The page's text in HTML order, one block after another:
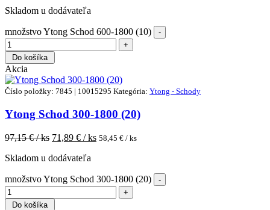
Skladom u dodávateľa
množstvo Ytong Schod 600-1800 (10)
Do košíka
Akcia
Číslo položky: 7845 | 10015295 Kategória: Ytong - Schody
Ytong Schod 300-1800 (20)
97,15€ / ks 71,89 € / ks 58,45 € / ks
Skladom u dodávateľa
množstvo Ytong Schod 300-1800 (20)
Do košíka